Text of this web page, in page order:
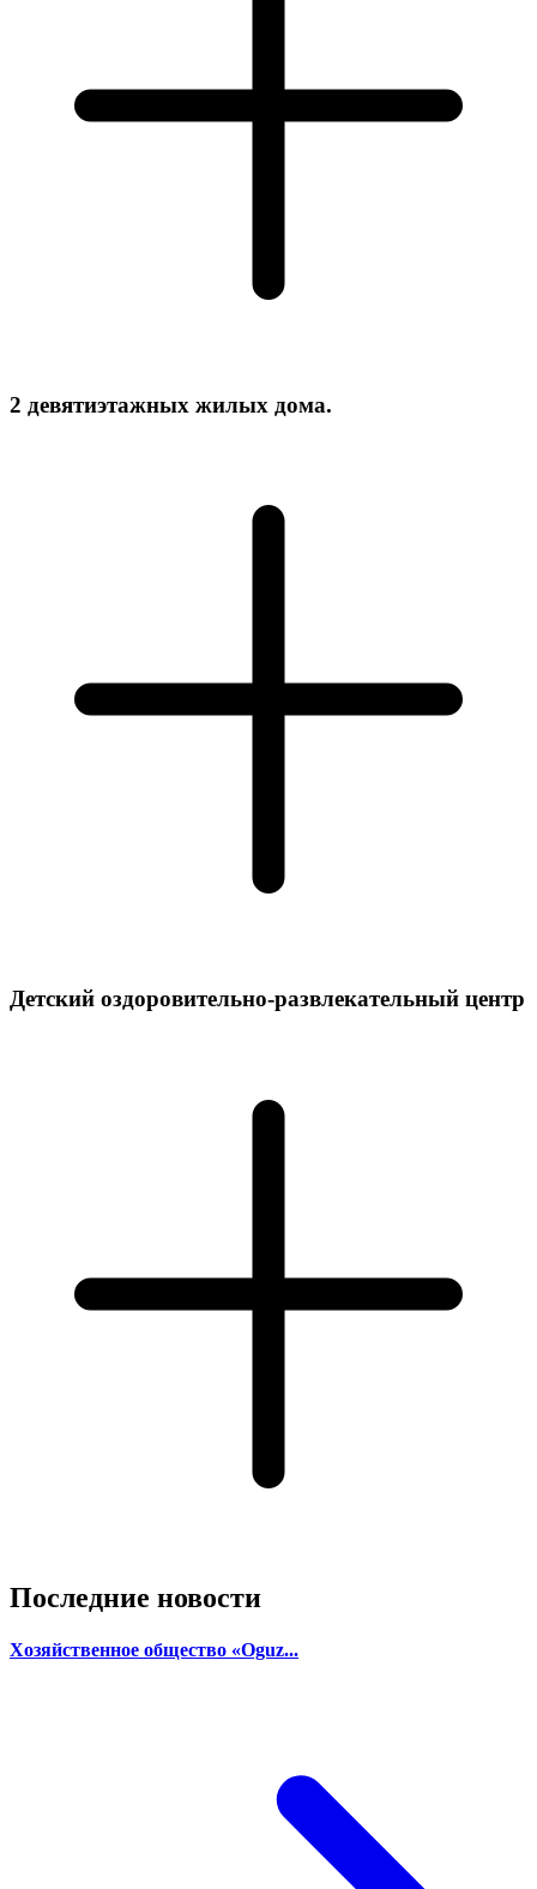
2 девятиэтажных жилых дома.
Детский оздоровительно-развлекательный центр
Последние новости
Хозяйственное общество «Oguz...